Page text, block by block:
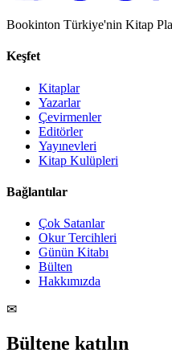
Bookinton Türkiye'nin Kitap
Keşfet
Kitaplar
Yazarlar
Çevirmenler
Editörler
Yayınevleri
Kitap Kulüpleri
Bağlantılar
Çok Satanlar
Okur Tercihleri
Günün Kitabı
Bülten
Hakkımızda
✉
Bültene katılın